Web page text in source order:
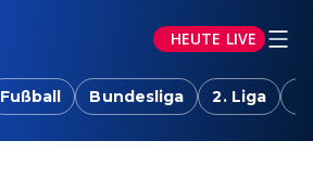
HEUTE LIVE
Fußball Bundesliga 2. Liga